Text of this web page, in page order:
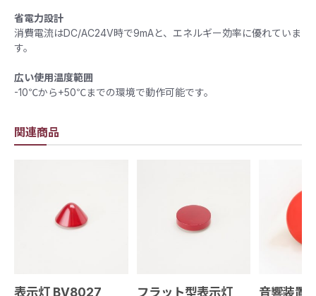
関連商品
表示灯 BV8027 フラット型表示灯 音響装置
省電力設計
消費電流はDC/AC24V時で9mAと、エネルギー効率に優れていま
す。 ​
広い使用温度範囲
-10℃から+50℃までの環境で動作可能です。